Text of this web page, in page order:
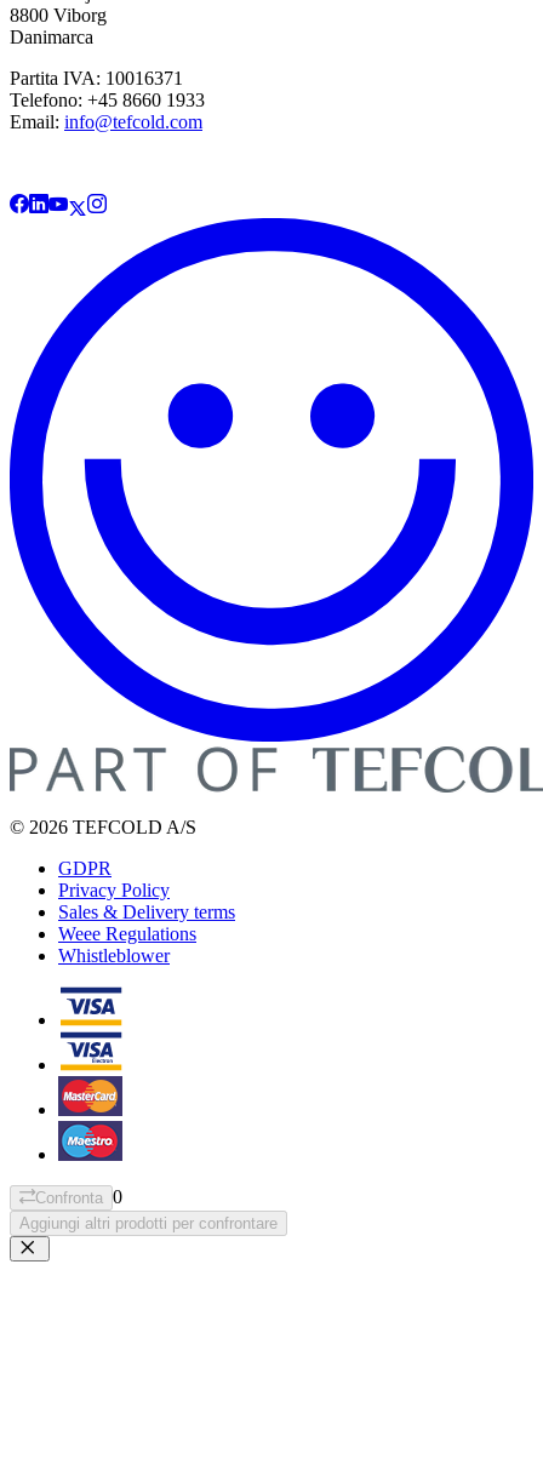
8800 Viborg
Danimarca
Partita IVA: 10016371
Telefono: +45 8660 1933
Email: info@tefcold.com
© 2026 TEFCOLD A/S
GDPR
Privacy Policy
Sales & Delivery terms
Weee Regulations
Whistleblower
Confronta 0
Aggiungi altri prodotti per confrontare